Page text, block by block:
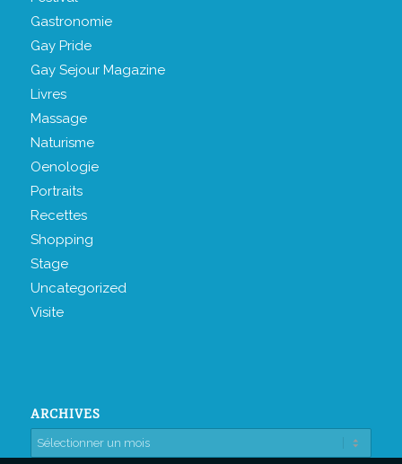
Gastronomie
Gay Pride
Gay Sejour Magazine
Livres
Massage
Naturisme
Oenologie
Portraits
Recettes
Shopping
Stage
Uncategorized
Visite
ARCHIVES